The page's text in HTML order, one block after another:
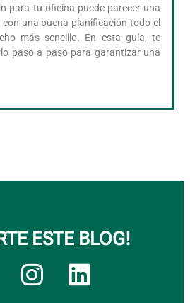
para tu oficina puede parecer una
una buena planificación todo el
más sencillo. En esta guía, te
paso a paso para garantizar una
ESTE BLOG!